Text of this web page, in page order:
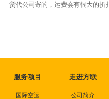
货代公司寄的，运费会有很大的折
服务项目
国际空运
走进方联
公司简介